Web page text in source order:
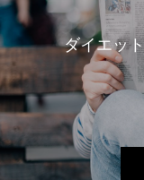
ダイエット